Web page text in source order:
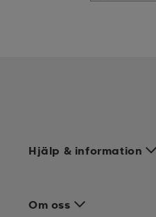
Hjälp & information
Om oss